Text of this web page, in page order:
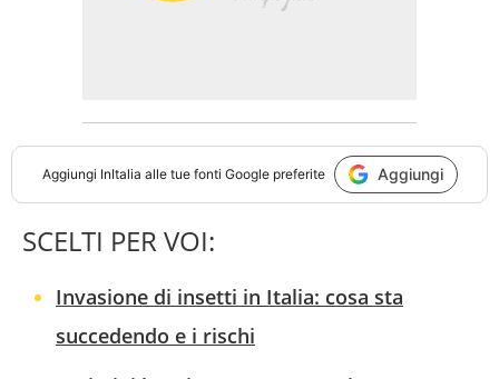
Aggiungi InItalia alle tue fonti Google preferite Aggiungi
SCELTI PER VOI:
Invasione di insetti in Italia: cosa sta
succedendo e i rischi